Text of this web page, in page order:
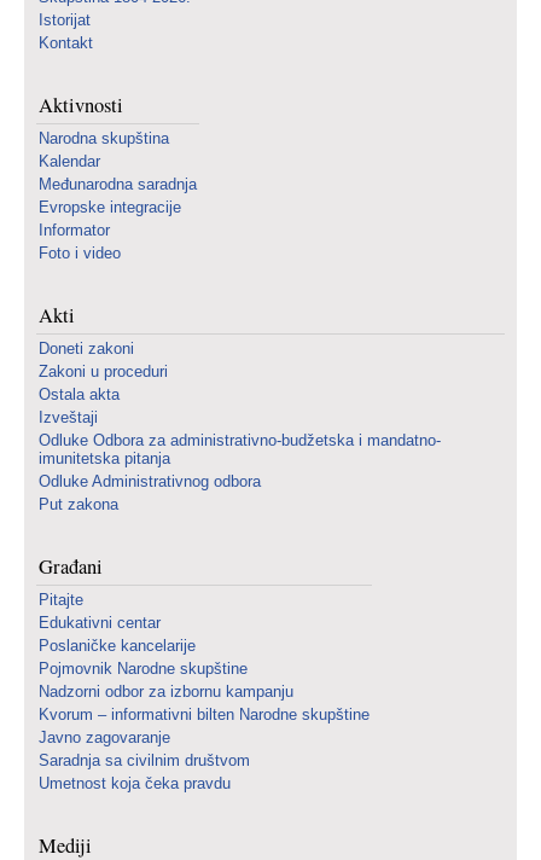
Istorijat
Kontakt
Aktivnosti
Narodna skupština
Kalendar
Međunarodna saradnja
Evropske integracije
Informator
Foto i video
Akti
Doneti zakoni
Zakoni u proceduri
Ostala akta
Izveštaji
Odluke Odbora za administrativno-budžetska i mandatno-
imunitetska pitanja
Odluke Administrativnog odbora
Put zakona
Građani
Pitajte
Edukativni centar
Poslaničke kancelarije
Pojmovnik Narodne skupštine
Nadzorni odbor za izbornu kampanju
Kvorum – informativni bilten Narodne skupštine
Javno zagovaranje
Saradnja sa civilnim društvom
Umetnost koja čeka pravdu
Mediji